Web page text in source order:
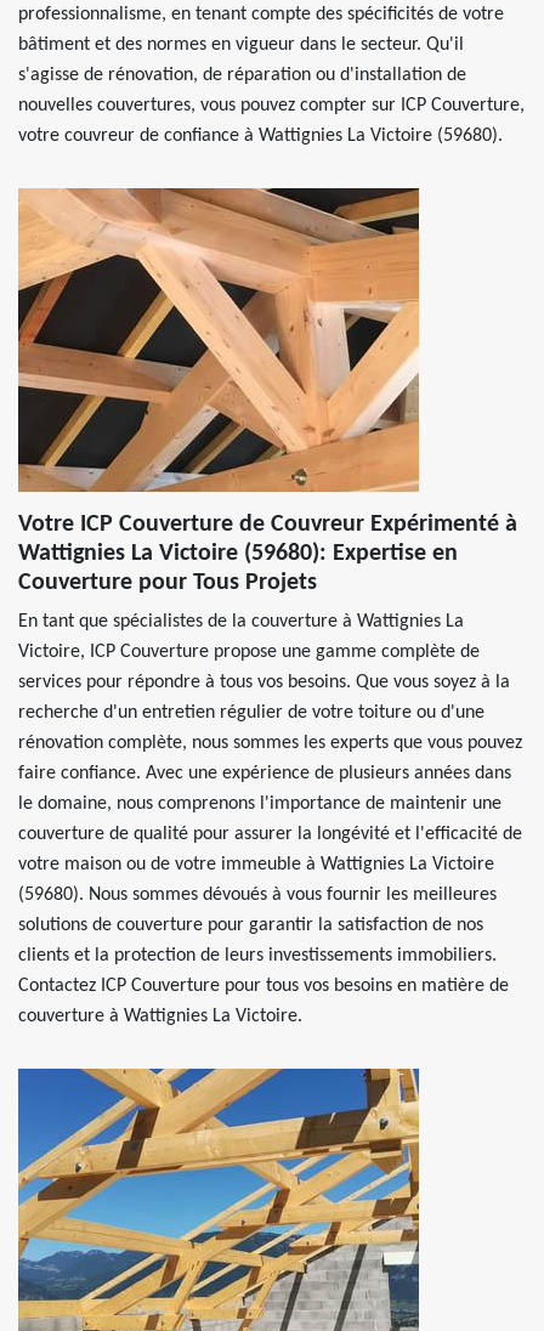
professionnalisme, en tenant compte des spécificités de votre
bâtiment et des normes en vigueur dans le secteur. Qu'il
s'agisse de rénovation, de réparation ou d'installation de
nouvelles couvertures, vous pouvez compter sur ICP Couverture,
votre couvreur de confiance à Wattignies La Victoire (59680).
Votre ICP Couverture de Couvreur Expérimenté à
Wattignies La Victoire (59680): Expertise en
Couverture pour Tous Projets
En tant que spécialistes de la couverture à Wattignies La
Victoire, ICP Couverture propose une gamme complète de
services pour répondre à tous vos besoins. Que vous soyez à la
recherche d'un entretien régulier de votre toiture ou d'une
rénovation complète, nous sommes les experts que vous pouvez
faire confiance. Avec une expérience de plusieurs années dans
le domaine, nous comprenons l'importance de maintenir une
couverture de qualité pour assurer la longévité et l'efficacité de
votre maison ou de votre immeuble à Wattignies La Victoire
(59680). Nous sommes dévoués à vous fournir les meilleures
solutions de couverture pour garantir la satisfaction de nos
clients et la protection de leurs investissements immobiliers.
Contactez ICP Couverture pour tous vos besoins en matière de
couverture à Wattignies La Victoire.